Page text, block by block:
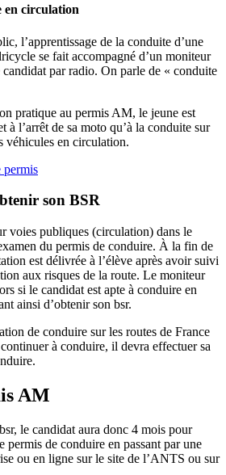
en circulation
l’apprentissage de la conduite d’une
se fait accompagné d’un moniteur
par radio. On parle de « conduite
pratique au permis AM, le jeune est
à l’arrêt de sa moto qu’à la conduite sur
véhicules en circulation.
permis
son BSR
voies publiques (circulation) dans le
du permis de conduire. À la fin de
est délivrée à l’élève après avoir suivi
aux risques de la route. Le moniteur
si le candidat est apte à conduire en
ainsi d’obtenir son bsr.
de conduire sur les routes de France
à conduire, il devra effectuer sa
AM
le candidat aura donc 4 mois pour
permis de conduire en passant par une
ou en ligne sur le site de l’ANTS ou sur